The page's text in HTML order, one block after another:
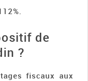
de
?
fiscaux aux